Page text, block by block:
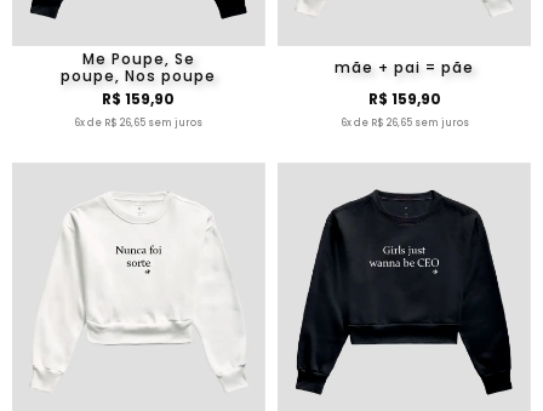
Me Poupe, Se
poupe, Nos poupe
R$ 159,90
6x de R$ 26,65 sem juros
mãe + pai = pãe
R$ 159,90
6x de R$ 26,65 sem juros